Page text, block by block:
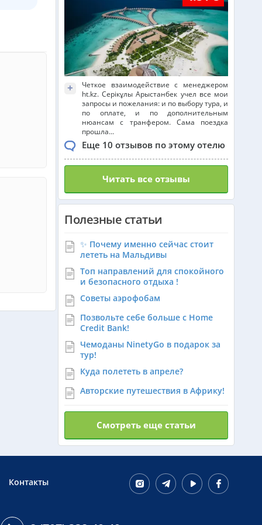
Греция из Атырау
Доминикана из Атырау
Испания из Атырау
Болгария из Атырау
Израиль из Атырау
+
Четкое взаимодействие с менеджером
ht.kz. Серікұлы Арыстанбек учел все мои
запросы и пожелания: и по выбору тура, и
по оплате, и по дополнительным
нюансам с транфером. Сама поездка
прошла...
Еще 10 отзывов по этому отелю
Читать все отзывы
Полезные статьи
✨ Почему именно сейчас стоит
лететь на Мальдивы
Топ направлений для спокойного
и безопасного отдыха !
Советы аэрофобам
Позвольте себе больше с Home
Credit Bank!
Чемоданы NinetyGo в подарок за
тур!
Куда полететь в апреле?
Авторские путешествия в Африку!
Смотреть еще статьи
Контакты